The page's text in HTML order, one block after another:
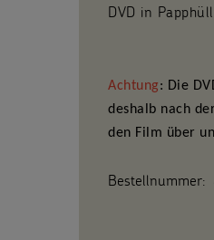
DVD in
Achtung: Die
deshalb nach
den Film über
Bestellnummer: